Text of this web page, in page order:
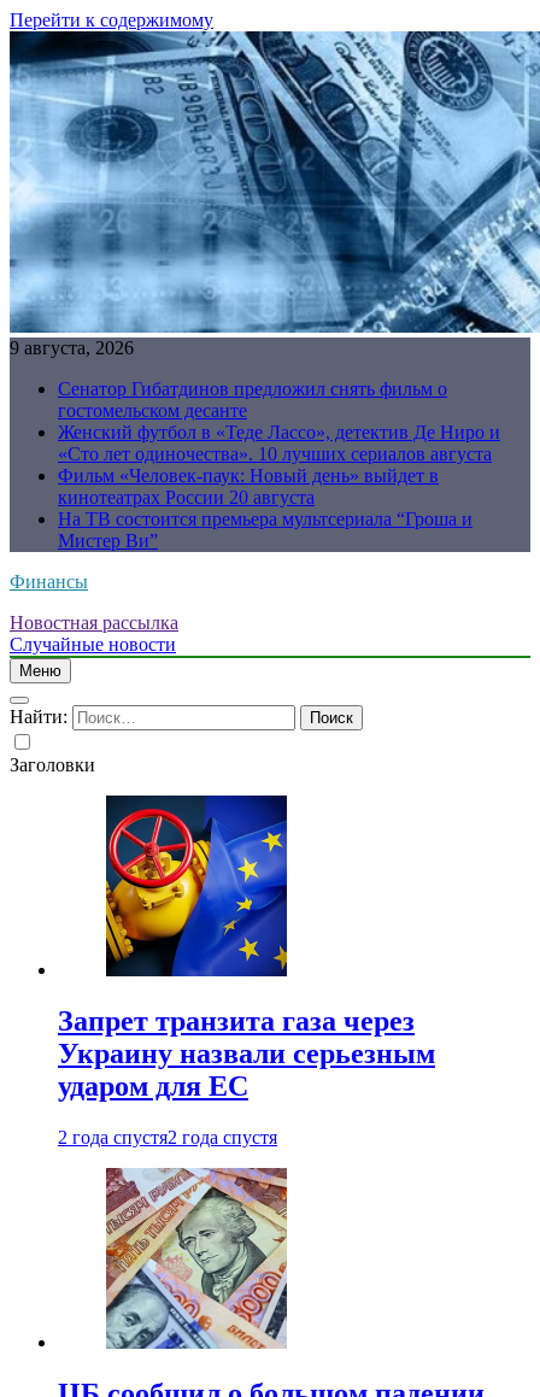
Перейти к содержимому
9 августа, 2026
Сенатор Гибатдинов предложил снять фильм о
гостомельском десанте
Женский футбол в «Теде Лассо», детектив Де Ниро и
«Сто лет одиночества». 10 лучших сериалов августа
Фильм «Человек-паук: Новый день» выйдет в
кинотеатрах России 20 августа
На ТВ состоится премьера мультсериала “Гроша и
Мистер Ви”
Финансы
Новостная рассылка
Случайные новости
Меню
Найти:
Заголовки
Запрет транзита газа через
Украину назвали серьезным
ударом для ЕС
2 года спустя2 года спустя